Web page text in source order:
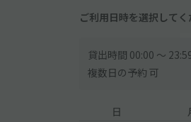
ご利用日時を選択してく
貸出時間 00:00 〜
複数日の予約 可
日